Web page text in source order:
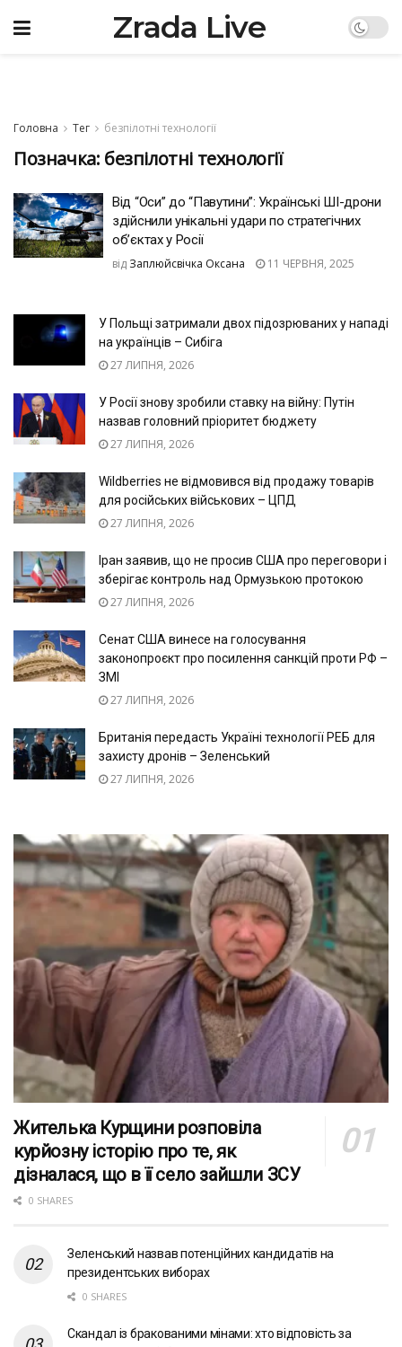
Zrada Live
Головна Тег безпілотні технології
Позначка: безпілотні технології
Від “Оси” до “Павутини”: Українські ШІ-дрони
здійснили унікальні удари по стратегічних
об’єктах у Росії
від Заплюйсвічка Оксана 11 ЧЕРВНЯ, 2025
У Польщі затримали двох підозрюваних у нападі
на українців – Сибіга
27 ЛИПНЯ, 2026
У Росії знову зробили ставку на війну: Путін
назвав головний пріоритет бюджету
27 ЛИПНЯ, 2026
Wildberries не відмовився від продажу товарів
для російських військових – ЦПД
27 ЛИПНЯ, 2026
Іран заявив, що не просив США про переговори і
зберігає контроль над Ормузькою протокою
27 ЛИПНЯ, 2026
Сенат США винесе на голосування
законопроєкт про посилення санкцій проти РФ –
ЗМІ
27 ЛИПНЯ, 2026
Британія передасть Україні технології РЕБ для
захисту дронів – Зеленський
27 ЛИПНЯ, 2026
Жителька Курщини розповіла
курйозну історію про те, як
дізналася, що в її село зайшли ЗСУ
0 SHARES
Зеленський назвав потенційних кандидатів на
президентських виборах
0 SHARES
Скандал із бракованими мінами: хто відповість за